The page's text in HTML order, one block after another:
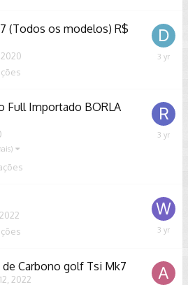
(Todos os modelos) R$
October
Full Importado BORLA
August
Carbono golf Tsi Mk7
2022